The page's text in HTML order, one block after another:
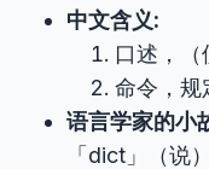
中文含义:
口述，（
命令，规
语言学家的小
「dict」（说